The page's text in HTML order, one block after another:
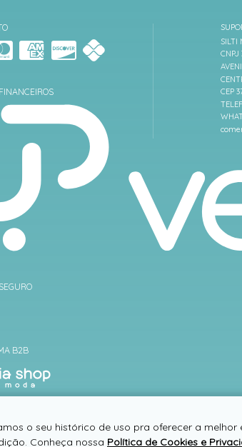
B2B
SILTI
CNPJ
CEP
o seu histórico de uso pra oferecer a
Conheça nossa Política de Cookies e